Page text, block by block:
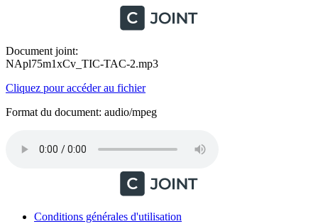
Document joint:
NApl75m1xCv_TIC-TAC-2.mp3
Cliquez pour accéder au fichier
Format du document: audio/mpeg
Conditions générales d'utilisation